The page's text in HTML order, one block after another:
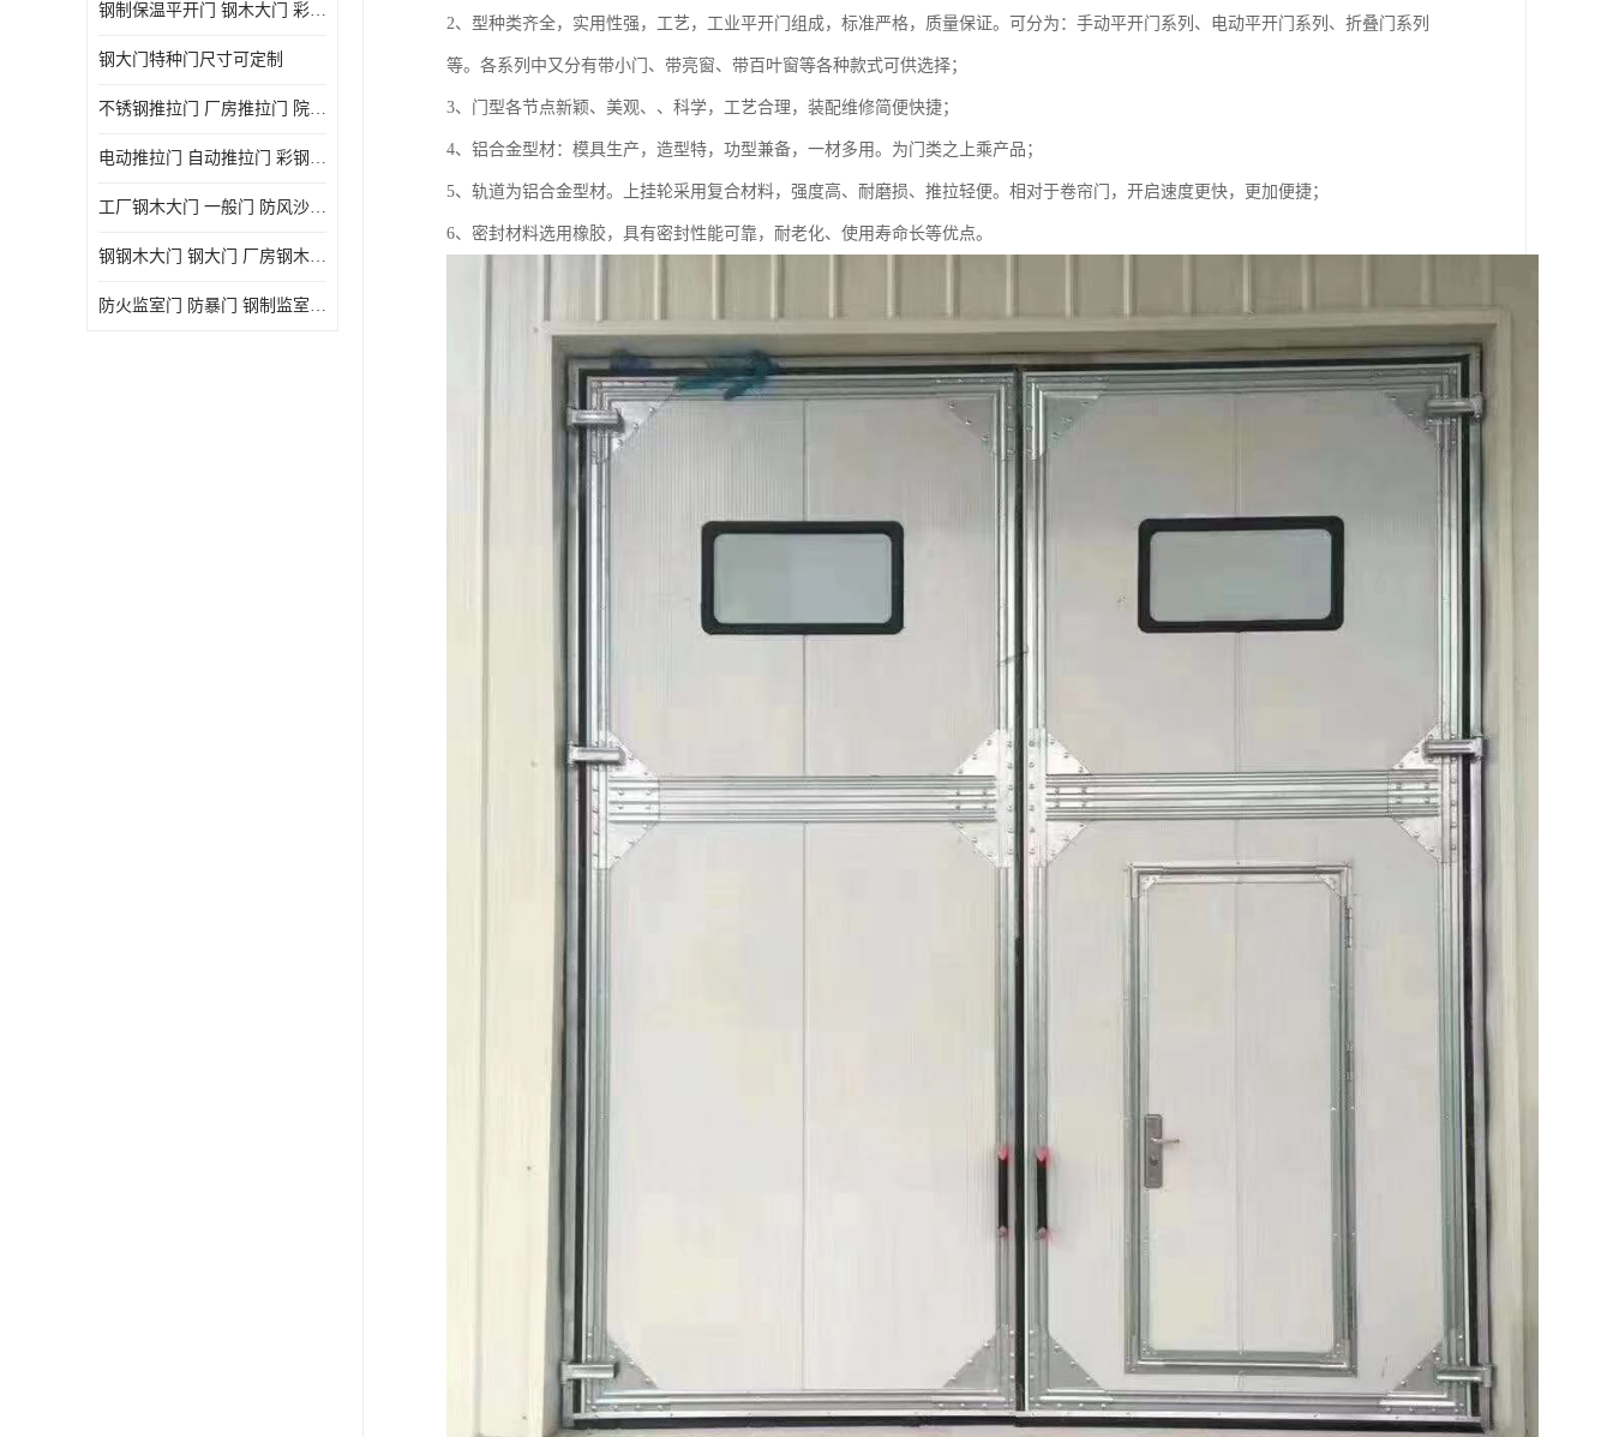
钢制保温平开门 钢木大门 彩钢复合板门
钢大门特种门尺寸可定制
不锈钢推拉门 厂房推拉门 院墙推拉门 工业电动推拉门
电动推拉门 自动推拉门 彩钢板推拉门 夹芯板推拉门
工厂钢木大门 一般门 防风沙 风砂）门 防严寒门
钢钢木大门 钢大门 厂房钢木大门 高铁站钢木大门
防火监室门 防暴门 钢制监室门 报警监舍门
2、型种类齐全，实用性强，工艺，工业平开门组成，标准严格，质量保证。可分为：手动平开门系列、电动平开门系列、折叠门系列
等。各系列中又分有带小门、带亮窗、带百叶窗等各种款式可供选择；
3、门型各节点新颖、美观、、科学，工艺合理，装配维修简便快捷；
4、铝合金型材：模具生产，造型特，功型兼备，一材多用。为门类之上乘产品；
5、轨道为铝合金型材。上挂轮采用复合材料，强度高、耐磨损、推拉轻便。相对于卷帘门，开启速度更快，更加便捷；
6、密封材料选用橡胶，具有密封性能可靠，耐老化、使用寿命长等优点。